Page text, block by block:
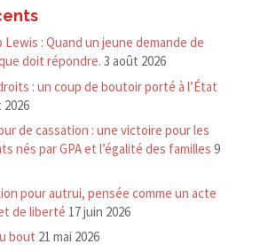
Lewis : Quand un jeune demande de
doit répondre. 3 août 2026
: un coup de boutoir porté à l’État
2026
de cassation : une victoire pour les
nés par GPA et l’égalité des familles 9
pour autrui, pensée comme un acte
de liberté 17 juin 2026
bout 21 mai 2026